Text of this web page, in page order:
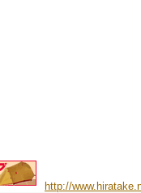
http://